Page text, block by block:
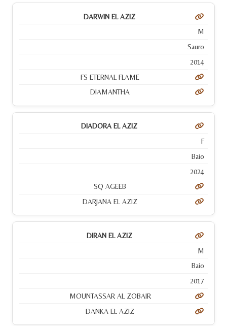
DARWIN EL AZIZ
M
Sauro
2014
FS ETERNAL FLAME
DIAMANTHA
DIADORA EL AZIZ
F
Baio
2024
SQ AGEEB
DARJANA EL AZIZ
DIRAN EL AZIZ
M
Baio
2017
MOUNTASSAR AL ZOBAIR
DANKA EL AZIZ